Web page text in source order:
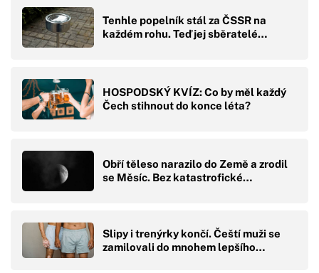
Tenhle popelník stál za ČSSR na
každém rohu. Teď jej sběratelé…
HOSPODSKÝ KVÍZ: Co by měl každý
Čech stihnout do konce léta?
Obří těleso narazilo do Země a zrodil
se Měsíc. Bez katastrofické…
Slipy i trenýrky končí. Čeští muži se
zamilovali do mnohem lepšího…